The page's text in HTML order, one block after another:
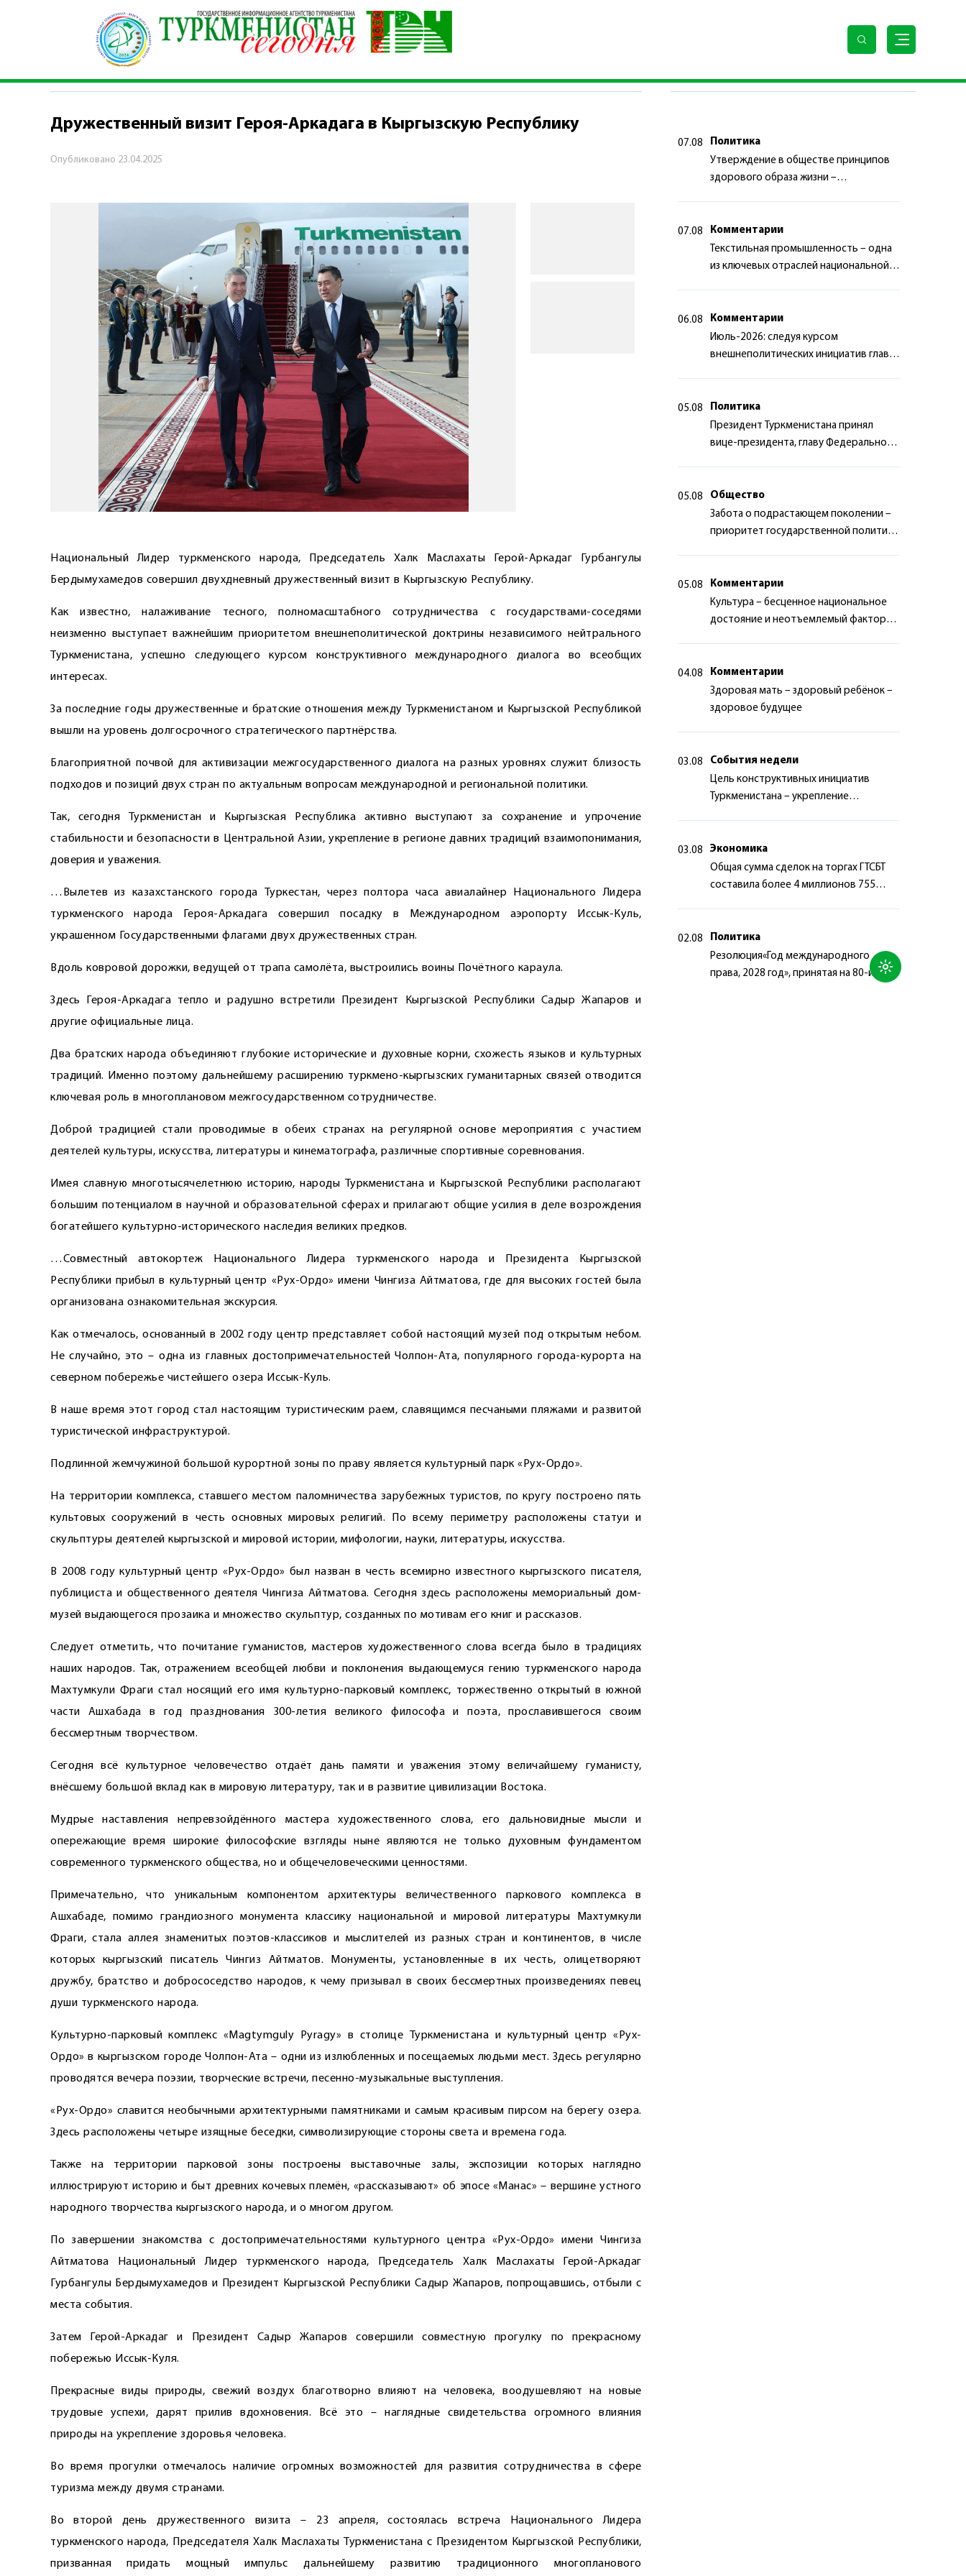
\ Политика \ Дружественный визит Героя-Аркадага в Кыргызскую Республику
ПОЛИТИКА
Дружественный визит Героя-Аркадага в Кыргызскую Республику
Опубликовано 23.04.2025
Национальный Лидер туркменского народа, Председатель Халк Маслахаты Герой-Аркадаг Гурбангулы
Бердымухамедов совершил двухдневный дружественный визит в Кыргызскую Республику.
Как известно, налаживание тесного, полномасштабного сотрудничества с государствами-соседями
неизменно выступает важнейшим приоритетом внешнеполитической доктрины независимого нейтрального
Туркменистана, успешно следующего курсом конструктивного международного диалога во всеобщих
интересах.
За последние годы дружественные и братские отношения между Туркменистаном и Кыргызской Республикой
вышли на уровень долгосрочного стратегического партнёрства.
Благоприятной почвой для активизации межгосударственного диалога на разных уровнях служит близость
подходов и позиций двух стран по актуальным вопросам международной и региональной политики.
Так, сегодня Туркменистан и Кыргызская Республика активно выступают за сохранение и упрочение
стабильности и безопасности в Центральной Азии, укрепление в регионе давних традиций взаимопонимания,
доверия и уважения.
…Вылетев из казахстанского города Туркестан, через полтора часа авиалайнер Национального Лидера
туркменского народа Героя-Аркадага совершил посадку в Международном аэропорту Иссык-Куль,
украшенном Государственными флагами двух дружественных стран.
Вдоль ковровой дорожки, ведущей от трапа самолёта, выстроились воины Почётного караула.
Здесь Героя-Аркадага тепло и радушно встретили Президент Кыргызской Республики Садыр Жапаров и
другие официальные лица.
Два братских народа объединяют глубокие исторические и духовные корни, схожесть языков и культурных
традиций. Именно поэтому дальнейшему расширению туркмено-кыргызских гуманитарных связей отводится
ключевая роль в многоплановом межгосударственном сотрудничестве.
Доброй традицией стали проводимые в обеих странах на регулярной основе мероприятия с участием
деятелей культуры, искусства, литературы и кинематографа, различные спортивные соревнования.
Имея славную многотысячелетнюю историю, народы Туркменистана и Кыргызской Республики располагают
большим потенциалом в научной и образовательной сферах и прилагают общие усилия в деле возрождения
богатейшего культурно-исторического наследия великих предков.
…Совместный автокортеж Национального Лидера туркменского народа и Президента Кыргызской
Республики прибыл в культурный центр «Рух-Ордо» имени Чингиза Айтматова, где для высоких гостей была
организована ознакомительная экскурсия.
Как отмечалось, основанный в 2002 году центр представляет собой настоящий музей под открытым небом.
Не случайно, это – одна из главных достопримечательностей Чолпон-Ата, популярного города-курорта на
северном побережье чистейшего озера Иссык-Куль.
В наше время этот город стал настоящим туристическим раем, славящимся песчаными пляжами и развитой
туристической инфраструктурой.
Подлинной жемчужиной большой курортной зоны по праву является культурный парк «Рух-Ордо».
На территории комплекса, ставшего местом паломничества зарубежных туристов, по кругу построено пять
культовых сооружений в честь основных мировых религий. По всему периметру расположены статуи и
скульптуры деятелей кыргызской и мировой истории, мифологии, науки, литературы, искусства.
В 2008 году культурный центр «Рух-Ордо» был назван в честь всемирно известного кыргызского писателя,
публициста и общественного деятеля Чингиза Айтматова. Сегодня здесь расположены мемориальный дом-
музей выдающегося прозаика и множество скульптур, созданных по мотивам его книг и рассказов.
Следует отметить, что почитание гуманистов, мастеров художественного слова всегда было в традициях
наших народов. Так, отражением всеобщей любви и поклонения выдающемуся гению туркменского народа
Махтумкули Фраги стал носящий его имя культурно-парковый комплекс, торжественно открытый в южной
части Ашхабада в год празднования 300-летия великого философа и поэта, прославившегося своим
бессмертным творчеством.
Сегодня всё культурное человечество отдаёт дань памяти и уважения этому величайшему гуманисту,
внёсшему большой вклад как в мировую литературу, так и в развитие цивилизации Востока.
Мудрые наставления непревзойдённого мастера художественного слова, его дальновидные мысли и
опережающие время широкие философские взгляды ныне являются не только духовным фундаментом
современного туркменского общества, но и общечеловеческими ценностями.
Примечательно, что уникальным компонентом архитектуры величественного паркового комплекса в
Ашхабаде, помимо грандиозного монумента классику национальной и мировой литературы Махтумкули
Фраги, стала аллея знаменитых поэтов-классиков и мыслителей из разных стран и континентов, в числе
которых кыргызский писатель Чингиз Айтматов. Монументы, установленные в их честь, олицетворяют
дружбу, братство и добрососедство народов, к чему призывал в своих бессмертных произведениях певец
души туркменского народа.
Культурно-парковый комплекс «Magtymguly Pyragy» в столице Туркменистана и культурный центр «Рух-
Ордо» в кыргызском городе Чолпон-Ата – одни из излюбленных и посещаемых людьми мест. Здесь регулярно
проводятся вечера поэзии, творческие встречи, песенно-музыкальные выступления.
«Рух-Ордо» славится необычными архитектурными памятниками и самым красивым пирсом на берегу озера.
Здесь расположены четыре изящные беседки, символизирующие стороны света и времена года.
Также на территории парковой зоны построены выставочные залы, экспозиции которых наглядно
иллюстрируют историю и быт древних кочевых племён, «рассказывают» об эпосе «Манас» – вершине устного
народного творчества кыргызского народа, и о многом другом.
По завершении знакомства с достопримечательностями культурного центра «Рух-Ордо» имени Чингиза
Айтматова Национальный Лидер туркменского народа, Председатель Халк Маслахаты Герой-Аркадаг
Гурбангулы Бердымухамедов и Президент Кыргызской Республики Садыр Жапаров, попрощавшись, отбыли с
места события.
Затем Герой-Аркадаг и Президент Садыр Жапаров совершили совместную прогулку по прекрасному
побережью Иссык-Куля.
Прекрасные виды природы, свежий воздух благотворно влияют на человека, воодушевляют на новые
трудовые успехи, дарят прилив вдохновения. Всё это – наглядные свидетельства огромного влияния
природы на укрепление здоровья человека.
Во время прогулки отмечалось наличие огромных возможностей для развития сотрудничества в сфере
туризма между двумя странами.
Во второй день дружественного визита – 23 апреля, состоялась встреча Национального Лидера
туркменского народа, Председателя Халк Маслахаты Туркменистана с Президентом Кыргызской Республики,
призванная придать мощный импульс дальнейшему развитию традиционного многопланового
07.08
Политика
Утверждение в обществе принципов
здорового образа жизни –
07.08
Комментарии
Текстильная промышленность – одна
из ключевых отраслей национальной
06.08
Комментарии
Июль-2026: следуя курсом
внешнеполитических инициатив главы
05.08
Политика
Президент Туркменистана принял
вице-президента, главу Федерального
05.08
Общество
Забота о подрастающем поколении –
приоритет государственной политики
05.08
Комментарии
Культура – бесценное национальное
достояние и неотъемлемый фактор
04.08
Комментарии
Здоровая мать – здоровый ребёнок –
здоровое будущее
03.08
События недели
Цель конструктивных инициатив
Туркменистана – укрепление
03.08
Экономика
Общая сумма сделок на торгах ГТСБТ
составила более 4 миллионов 755
02.08
Политика
Резолюция«Год международного
права, 2028 год», принятая на 80-й